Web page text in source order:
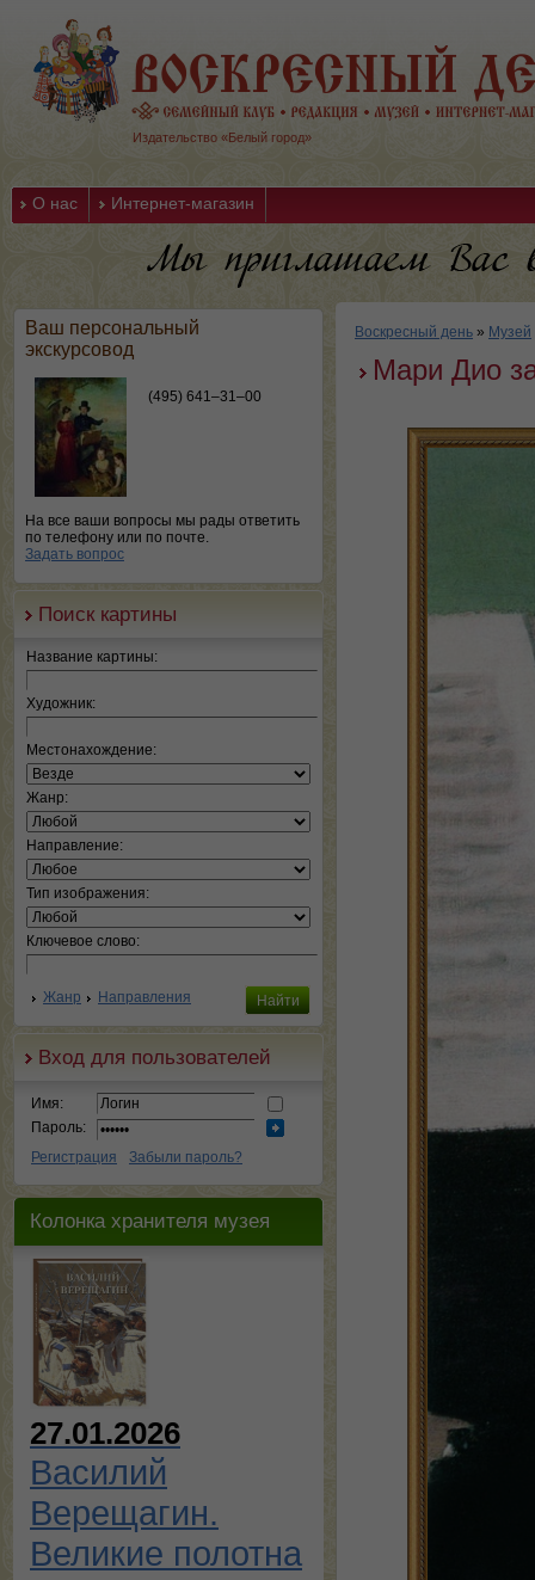
Издательство «Белый город»
О нас Интернет-магазин
Ваш персональный
экскурсовод
(495) 641–31–00
На все ваши вопросы мы рады ответить
по телефону или по почте.
Задать вопрос
Поиск картины
Название картины:
Художник:
Местонахождение:
Жанр:
Направление:
Тип изображения:
Ключевое слово:
Жанр Направления
Вход для пользователей
Имя:
Пароль:
Регистрация
Забыли пароль?
Колонка хранителя музея
27.01.2026
Василий
Верещагин.
Великие полотна
Воскресный день » Музей
Мари Дио